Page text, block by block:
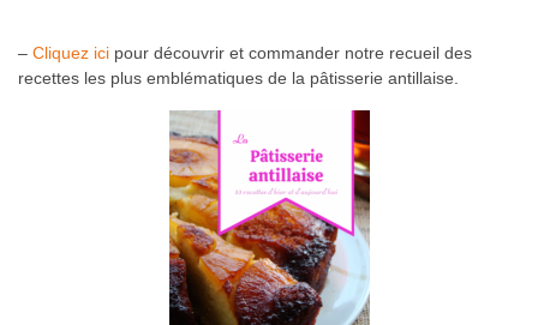
– Cliquez ici pour découvrir et commander notre recueil des
recettes les plus emblématiques de la pâtisserie antillaise.